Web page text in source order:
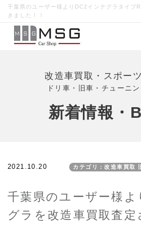
千葉県のユーザー様よりDC2インテグラタイプ
きました！！
改造車買取・スポー
ドリ車・旧車・チューニ
新着情報・
2021.10.20 カテゴリ：改造車買取
千葉県のユーザー様
グラを改造車買取査定